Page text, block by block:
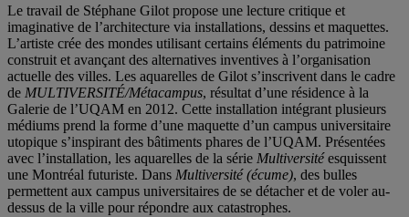
Le travail de Stéphane Gilot propose une lecture critique et
imaginative de l’architecture via installations, dessins et maquettes.
L’artiste crée des mondes utilisant certains éléments du patrimoine
construit et avançant des alternatives inventives à l’organisation
actuelle des villes. Les aquarelles de Gilot s’inscrivent dans le cadre
de MULTIVERSITÉ/Métacampus, résultat d’une résidence à la
Galerie de l’UQAM en 2012. Cette installation intégrant plusieurs
médiums prend la forme d’une maquette d’un campus universitaire
utopique s’inspirant des bâtiments phares de l’UQAM. Présentées
avec l’installation, les aquarelles de la série Multiversitéesquissent
une Montréal futuriste. Dans Multiversité (écume), des bulles
permettent aux campus universitaires de se détacher et de voler au-
dessus de la ville pour répondre aux catastrophes.